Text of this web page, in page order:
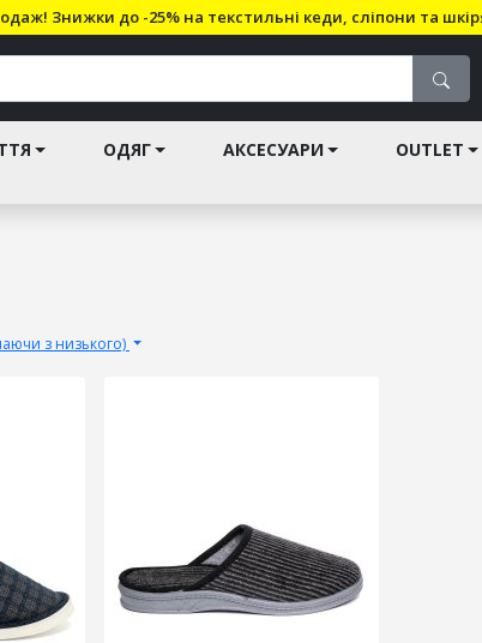
Знижки до -25% на текстильні кеди, сліпони та
ОДЯГ АКСЕСУАРИ OUTLET
з низького)